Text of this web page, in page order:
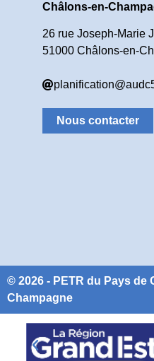
Châlons-en-
26 rue Joseph-Marie
51000 Châlons-en-
Nous contacter
© 2026 - PETR du Pays de
Champagne